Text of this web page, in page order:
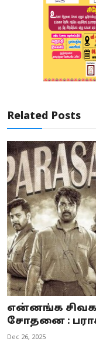
Related Posts
என்னங்க
சோதனை :
Dec 26, 2025